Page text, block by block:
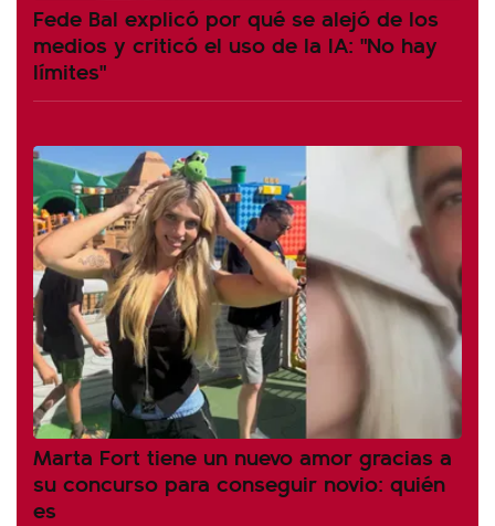
Fede Bal explicó por qué se alejó de los
medios y criticó el uso de la IA: "No hay
límites"
Marta Fort tiene un nuevo amor gracias a
su concurso para conseguir novio: quién
es